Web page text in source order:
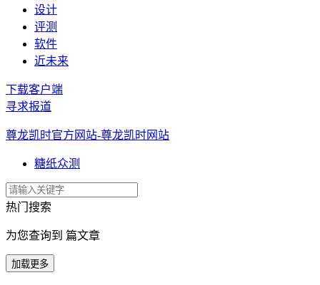
设计
评测
软件
近未来
下载客户端
寻求报道
尊龙凯时官方网站-尊龙凯时网站
糖纸众测
热门搜索
为您查询到 篇文章
加载更多